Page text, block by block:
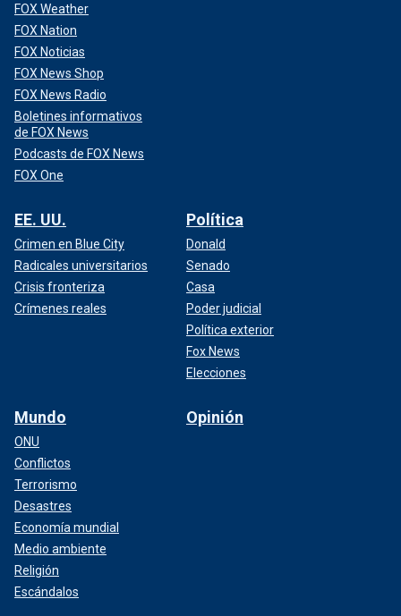
FOX Weather
FOX Nation
FOX Noticias
FOX News Shop
FOX News Radio
Boletines informativos
de FOX News
Podcasts de FOX News
FOX One
EE. UU.
Crimen en Blue City
Radicales universitarios
Crisis fronteriza
Crímenes reales
Política
Donald
Senado
Casa
Poder judicial
Política exterior
Fox News
Elecciones
Mundo
ONU
Conflictos
Terrorismo
Desastres
Economía mundial
Medio ambiente
Religión
Escándalos
Opinión